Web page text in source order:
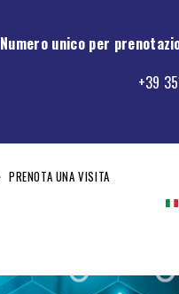
Numero unico per
+39
PRENOTA UNA VISITA